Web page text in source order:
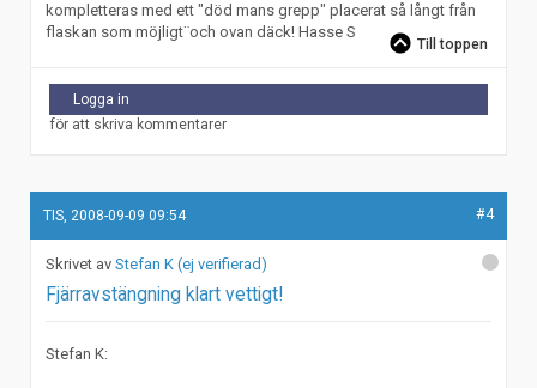
kompletteras med ett "död mans grepp" placerat så långt från
flaskan som möjligt¨och ovan däck! Hasse S
Till toppen
Logga in
för att skriva kommentarer
TIS, 2008-09-09 09:54 #4
Stefan K (ej verifierad)
Fjärravstängning klart vettigt!
Stefan K: